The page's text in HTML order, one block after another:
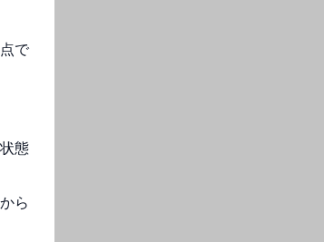
で
態
ら